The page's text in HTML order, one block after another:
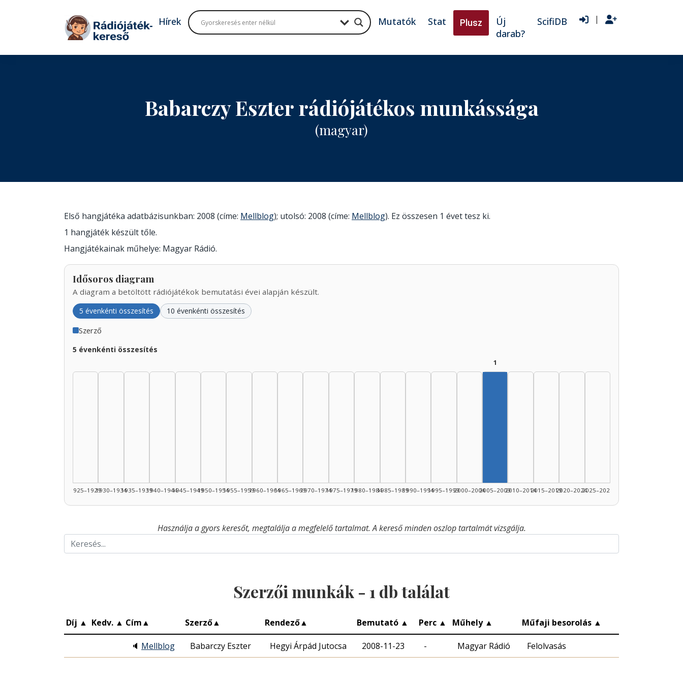
Tovább a tartalomhoz
Hírek Mutatók Stat Plusz
Új
darab?
ScifiDB |
Babarczy Eszter rádiójátékos munkássága
(magyar)
Első hangjátéka adatbázisunkban: 2008 (címe: Mellblog); utolsó: 2008 (címe: Mellblog). Ez összesen 1 évet tesz ki.
1 hangjáték készült tőle.
Hangjátékainak műhelye: Magyar Rádió.
Idősoros diagram
A diagram a betöltött rádiójátékok bemutatási évei alapján készült.
5 évenkénti összesítés 10 évenkénti összesítés
Szerző
5 évenkénti összesítés
1925–19291930–19341935–19391940–19441945–19491950–19541955–19591960–19641965–19691970–19741975–19791980–19841985–19891990–19941995–19992000–2004
1
2005–20092010–20142015–20192020–20242025–2026
Használja a gyors keresőt, megtalálja a megfelelő tartalmat. A kereső minden oszlop tartalmát vizsgálja.
Szerzői munkák - 1 db találat
Díj ▲ Kedv. ▲ Cím▲ Szerző▲ Rendező▲ Bemutató ▲ Perc ▲ Műhely ▲ Műfaji besorolás ▲
🔈 Mellblog Babarczy Eszter Hegyi Árpád Jutocsa 2008-11-23 - Magyar Rádió Felolvasás